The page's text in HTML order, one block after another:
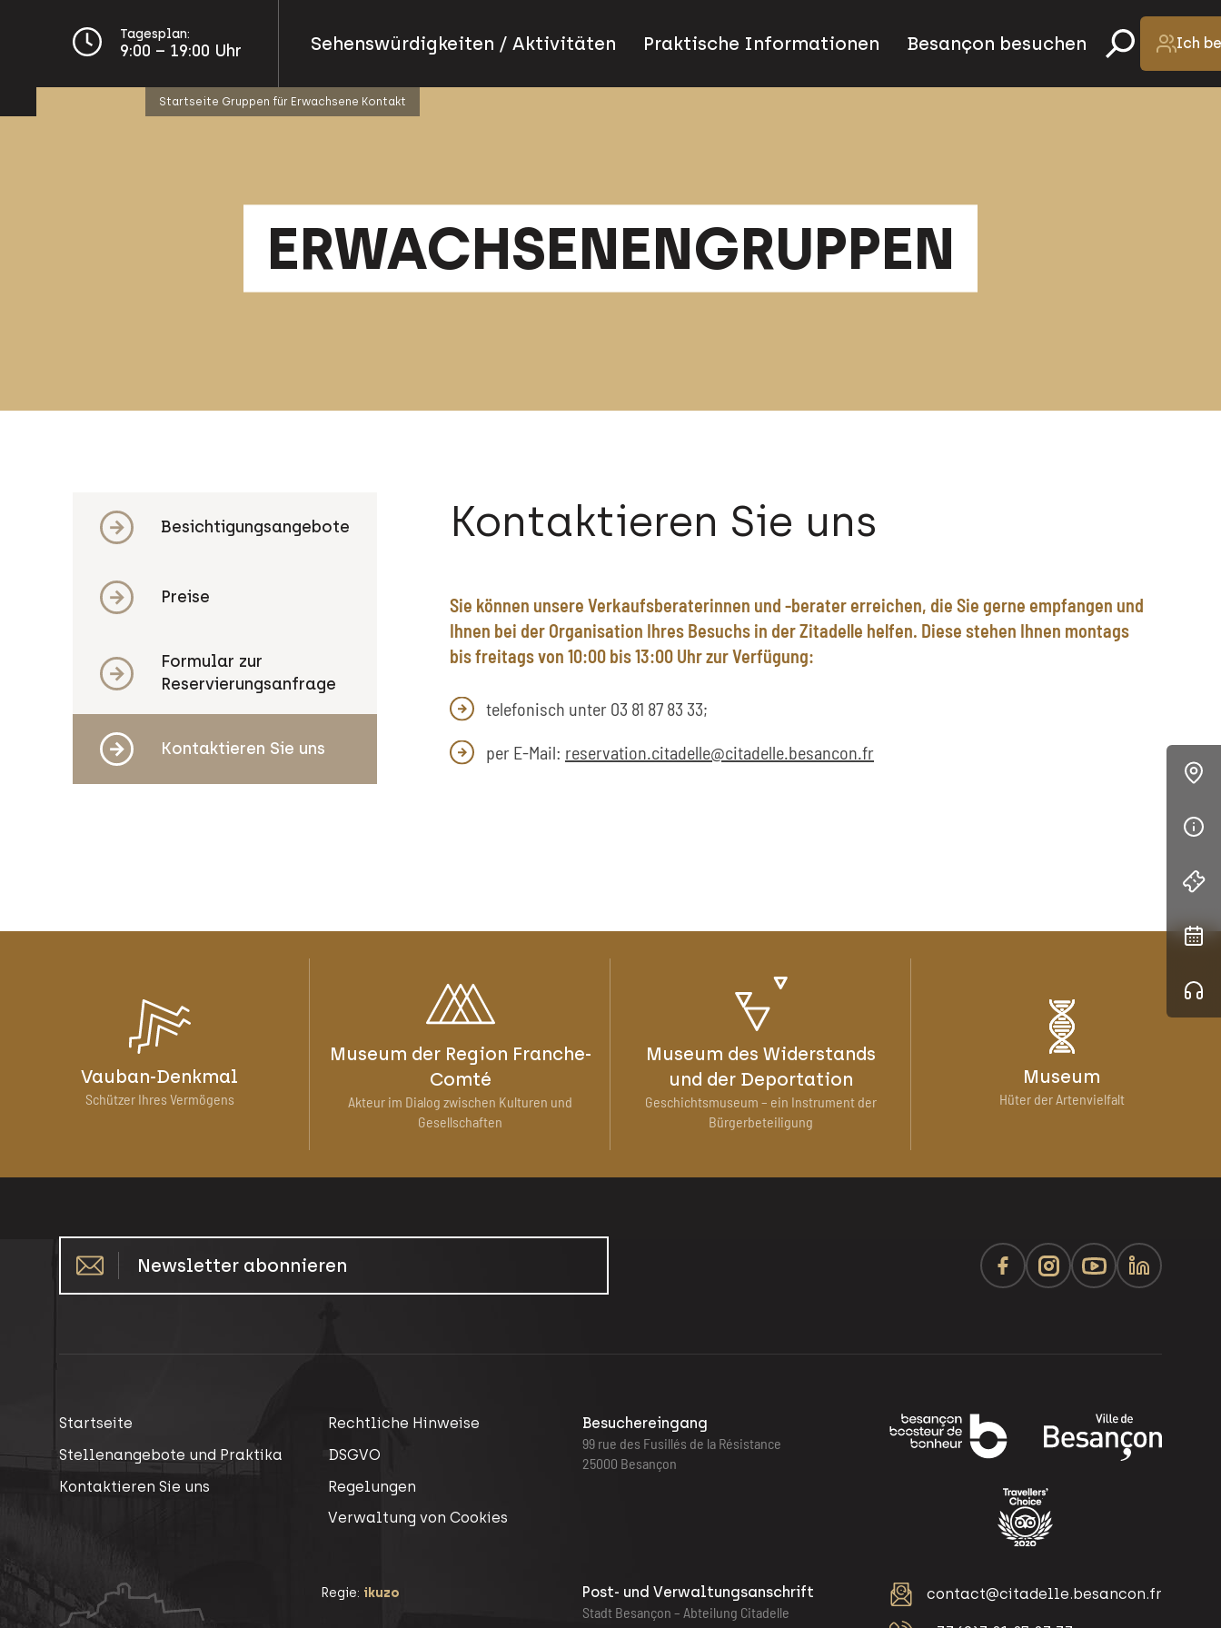
Tagesplan:
9:00 – 19:00 Uhr Sehenswürdigkeiten / Aktivitäten Praktische Informationen Besançon besuchen Ich
Startseite Gruppen für Erwachsene Kontakt
ERWACHSENENGRUPPEN
Besichtigungsangebote
Preise
Formular zur
Reservierungsanfrage
Kontaktieren Sie uns
Kontaktieren Sie uns
Sie können unsere Verkaufsberaterinnen und -berater erreichen, die Sie gerne empfangen und
Ihnen bei der Organisation Ihres Besuchs in der Zitadelle helfen. Diese stehen Ihnen montags
bis freitags von 10:00 bis 13:00 Uhr zur Verfügung:
telefonisch unter 03 81 87 83 33;
per E-Mail: reservation.citadelle@citadelle.besancon.fr
Vauban-Denkmal
Schützer Ihres Vermögens
Museum der Region Franche-
Comté
Akteur im Dialog zwischen Kulturen und
Gesellschaften
Museum des Widerstands
und der Deportation
Geschichtsmuseum – ein Instrument der
Bürgerbeteiligung
Museum
Hüter der Artenvielfalt
Newsletter abonnieren
Startseite
Stellenangebote und Praktika
Kontaktieren Sie uns
Rechtliche Hinweise
DSGVO
Regelungen
Verwaltung von Cookies
Besuchereingang
99 rue des Fusillés de la Résistance
25000 Besançon
Post- und Verwaltungsanschrift
Stadt Besançon – Abteilung Citadelle
contact@citadelle.besancon.fr
Regie: ikuzo